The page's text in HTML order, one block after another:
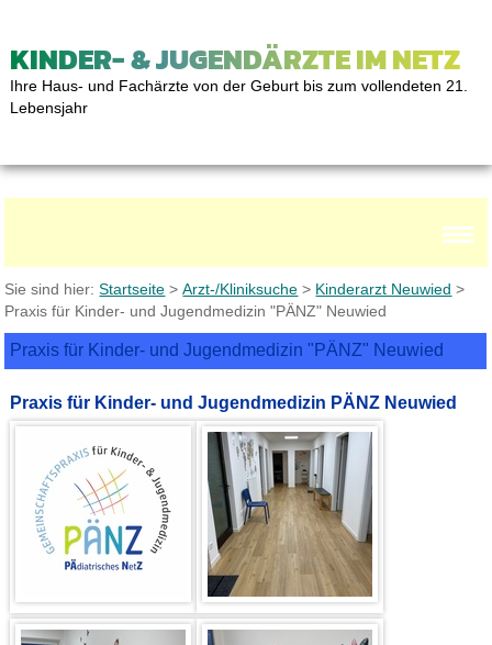
KINDER- & JUGENDÄRZTE IM NETZ
Ihre Haus- und Fachärzte von der Geburt bis zum vollendeten 21.
Lebensjahr
Sie sind hier:Startseite >Arzt-/Kliniksuche > Kinderarzt Neuwied >
Praxis für Kinder- und Jugendmedizin "PÄNZ" Neuwied
Praxis für Kinder- und Jugendmedizin "PÄNZ" Neuwied
Praxis für Kinder- und Jugendmedizin PÄNZ Neuwied